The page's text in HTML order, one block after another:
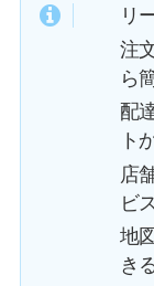
リ
注
ら
配
ト
店
ビ
地
き